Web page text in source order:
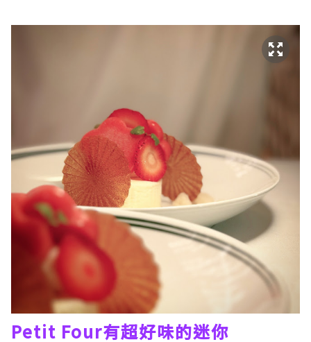
Petit Four有超好味的迷你